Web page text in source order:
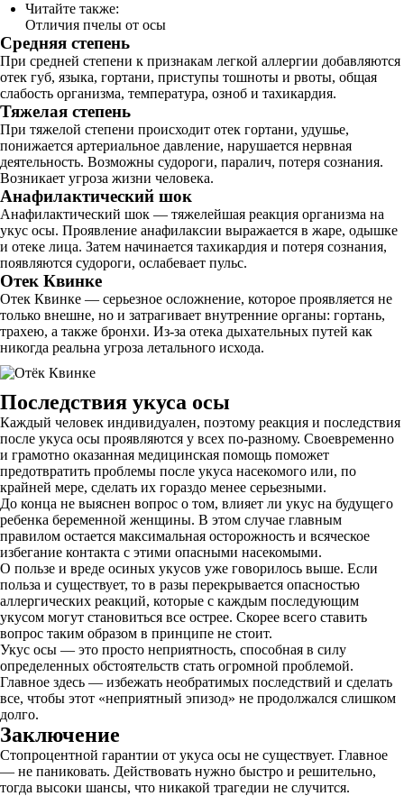
Читайте также:
Отличия пчелы от осы
Средняя степень
При средней степени к признакам легкой аллергии добавляются
отек губ, языка, гортани, приступы тошноты и рвоты, общая
слабость организма, температура, озноб и тахикардия.
Тяжелая степень
При тяжелой степени происходит отек гортани, удушье,
понижается артериальное давление, нарушается нервная
деятельность. Возможны судороги, паралич, потеря сознания.
Возникает угроза жизни человека.
Анафилактический шок
Анафилактический шок — тяжелейшая реакция организма на
укус осы. Проявление анафилаксии выражается в жаре, одышке
и отеке лица. Затем начинается тахикардия и потеря сознания,
появляются судороги, ослабевает пульс.
Отек Квинке
Отек Квинке — серьезное осложнение, которое проявляется не
только внешне, но и затрагивает внутренние органы: гортань,
трахею, а также бронхи. Из-за отека дыхательных путей как
никогда реальна угроза летального исхода.
Последствия укуса осы
Каждый человек индивидуален, поэтому реакция и последствия
после укуса осы проявляются у всех по-разному. Своевременно
и грамотно оказанная медицинская помощь поможет
предотвратить проблемы после укуса насекомого или, по
крайней мере, сделать их гораздо менее серьезными.
До конца не выяснен вопрос о том, влияет ли укус на будущего
ребенка беременной женщины. В этом случае главным
правилом остается максимальная осторожность и всяческое
избегание контакта с этими опасными насекомыми.
О пользе и вреде осиных укусов уже говорилось выше. Если
польза и существует, то в разы перекрывается опасностью
аллергических реакций, которые с каждым последующим
укусом могут становиться все острее. Скорее всего ставить
вопрос таким образом в принципе не стоит.
Укус осы — это просто неприятность, способная в силу
определенных обстоятельств стать огромной проблемой.
Главное здесь — избежать необратимых последствий и сделать
все, чтобы этот «неприятный эпизод» не продолжался слишком
долго.
Заключение
Стопроцентной гарантии от укуса осы не существует. Главное
— не паниковать. Действовать нужно быстро и решительно,
тогда высоки шансы, что никакой трагедии не случится.